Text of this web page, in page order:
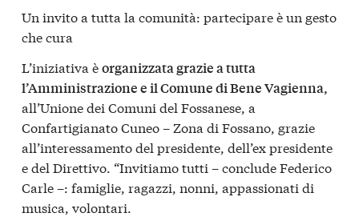
Un invito a tutta la comunità: partecipare è un gesto
che cura
L’iniziativa èorganizzata grazie a tutta
l’Amministrazione e il Comune di Bene Vagienna,
all’Unione dei Comuni del Fossanese, a
Confartigianato Cuneo – Zona di Fossano, grazie
all’interessamento del presidente, dell’ex presidente
e del Direttivo. “Invitiamo tutti – conclude Federico
Carle –: famiglie, ragazzi, nonni, appassionati di
musica, volontari.